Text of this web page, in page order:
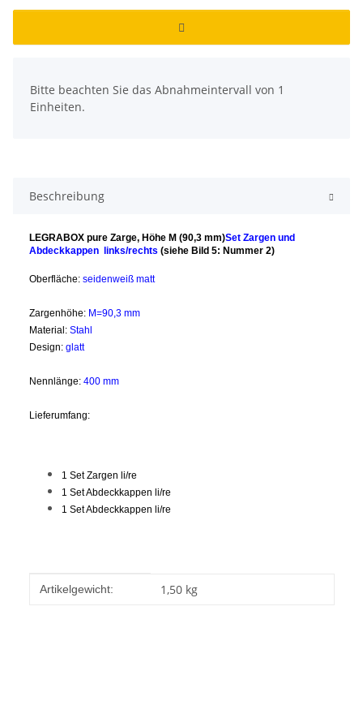
Bitte beachten Sie das Abnahmeintervall von 1
Einheiten.
Beschreibung
LEGRABOX pure Zarge, Höhe M (90,3 mm)Set Zargen und
Abdeckkappen links/rechts (siehe Bild 5: Nummer 2)
Oberfläche: seidenweiß matt
Zargenhöhe: M=90,3 mm
Material: Stahl
Design: glatt
Nennlänge: 400 mm
Lieferumfang:
1 Set Zargen li/re
1 Set Abdeckkappen li/re
1 Set Abdeckkappen li/re
Produkteigenschaft
Wert
Artikelgewicht: 1,50 kg